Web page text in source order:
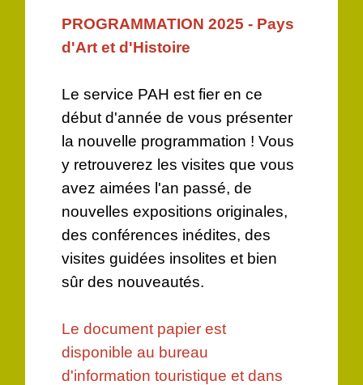
PROGRAMMATION 2025 - Pays
d'Art et d'Histoire
Le service PAH est fier en ce
début d'année de vous présenter
la nouvelle programmation ! Vous
y retrouverez les visites que vous
avez aimées l'an passé, de
nouvelles expositions originales,
des conférences inédites, des
visites guidées insolites et bien
sûr des nouveautés.
Le document papier est
disponible au bureau
d'information touristique et dans